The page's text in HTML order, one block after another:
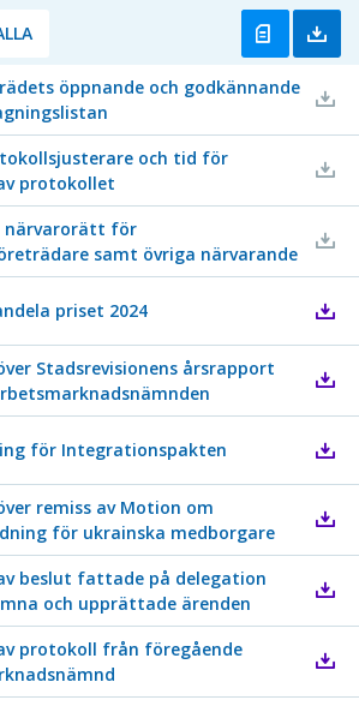
öppnande och godkännande
och tid för
protokollet
närvarorätt för
samt övriga närvarande
priset 2024
Stadsrevisionens årsrapport
för Integrationspakten
remiss av Motion om
för ukrainska medborgare
beslut fattade på delegation
och upprättade ärenden
protokoll från föregående